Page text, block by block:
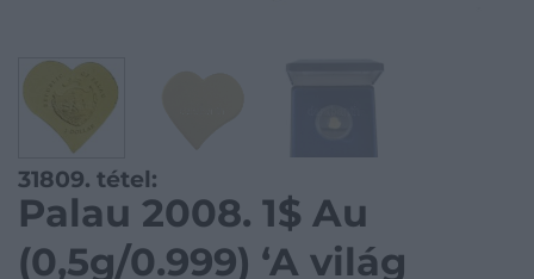
31809. tétel:
Palau 2008. 1$ Au
(0,5g/0.999) ‘A világ